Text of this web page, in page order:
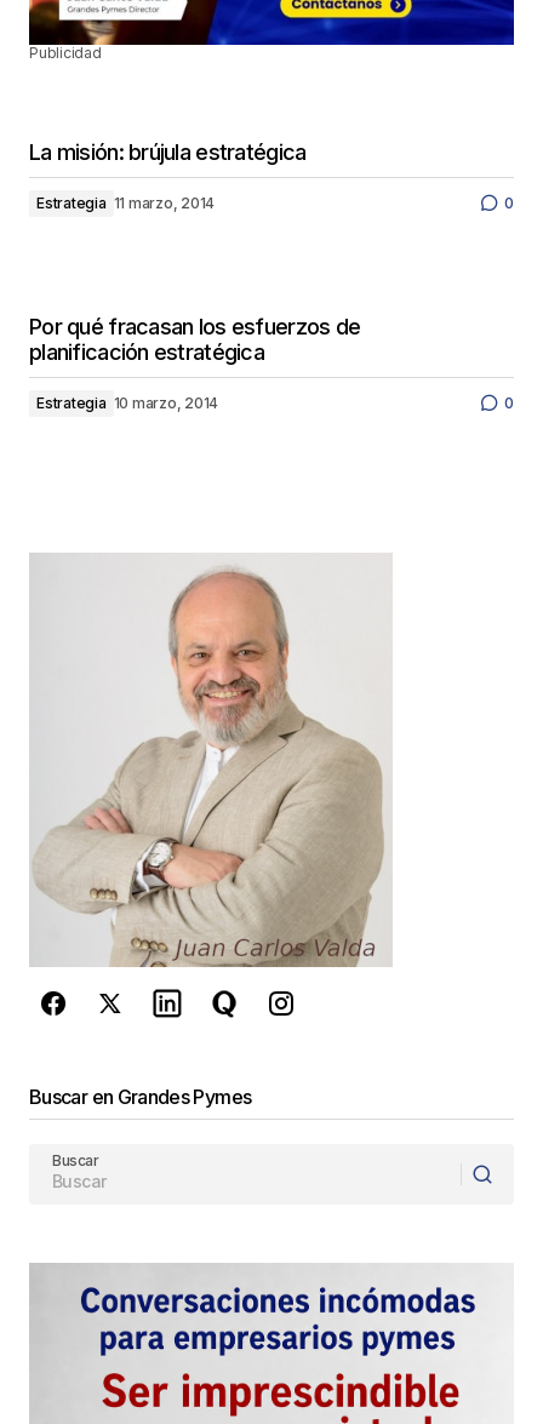
Publicidad
La misión: brújula estratégica
Estrategia 11 marzo, 2014 0
Por qué fracasan los esfuerzos de
planificación estratégica
Estrategia 10 marzo, 2014 0
Buscar en Grandes Pymes
Buscar